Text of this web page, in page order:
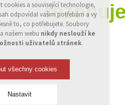
rezonuje
cookies a související technologie,
odpovídal vašim potřebám a vy
to, co potřebujete. Soubory
našem webu nikdy neslouží ke
uživatelů stránek.
všechny cookies
Nastavit